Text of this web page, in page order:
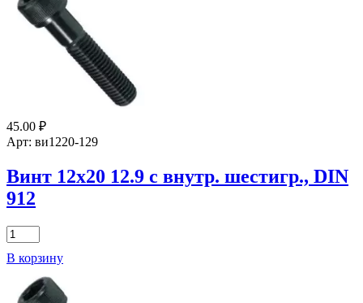
внутр.
шестигр.,
45.00 ₽
Арт: ви1220-129
Винт 12х20 12.9 с внутр. шестигр., DIN
912
Количество
товара
Винт
12х20
12.9
В корзину